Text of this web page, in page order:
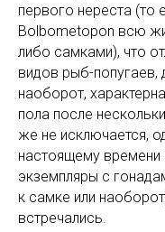
первого нереста (то
Bolbometopon всю
либо самками), что
видов рыб-попугаев,
наоборот,
пола после
же не исключается,
настоящему времени
экземпляры с
к самке или
встречались.